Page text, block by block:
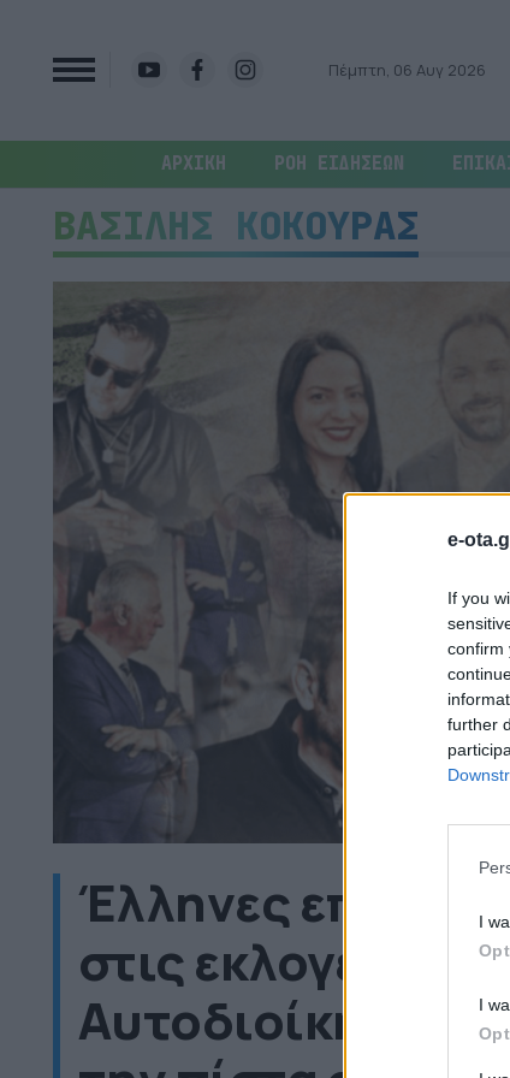
e-
If you
confirm
further
I
I
Πέμπτη, 06 Αυγ 2026
ΑΡΧΙΚΗ ΡΟΗ ΕΙΔΗΣΕΩΝ
ΒΑΣΙΛΗΣ ΚΟΚΟΥΡΑΣ
Έλληνες
στις εκλογές της
Αυτοδιοίκησης –